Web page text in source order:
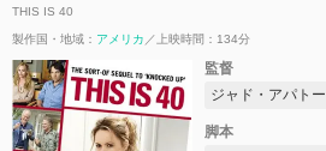
THIS IS 40
製作国・地域： アメリカ 上映時間：134分
監督
ジャド・アパトー
脚本